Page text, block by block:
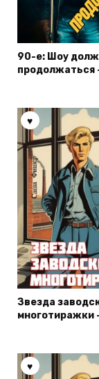
90-е: Шоу
продолжаться
Звезда
многотиражки